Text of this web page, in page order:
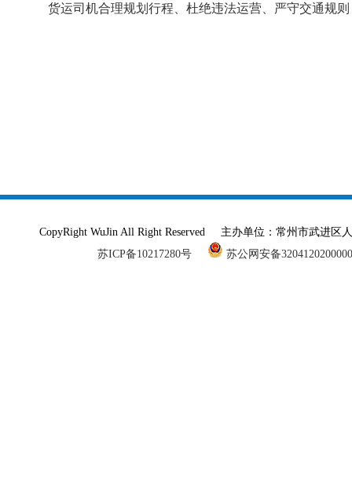
货运司机合理规划行程、杜绝违法运营、严守交通规
CopyRight WuJin All Right Reserved 主办单位：常州市武进
苏ICP备10217280号
苏公网安备